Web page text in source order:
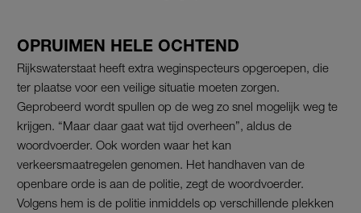
OPRUIMEN HELE OCHTEND
Rijkswaterstaat heeft extra weginspecteurs opgeroepen, die
ter plaatse voor een veilige situatie moeten zorgen.
Geprobeerd wordt spullen op de weg zo snel mogelijk weg te
krijgen. “Maar daar gaat wat tijd overheen”, aldus de
woordvoerder. Ook worden waar het kan
verkeersmaatregelen genomen. Het handhaven van de
openbare orde is aan de politie, zegt de woordvoerder.
Volgens hem is de politie inmiddels op verschillende plekken